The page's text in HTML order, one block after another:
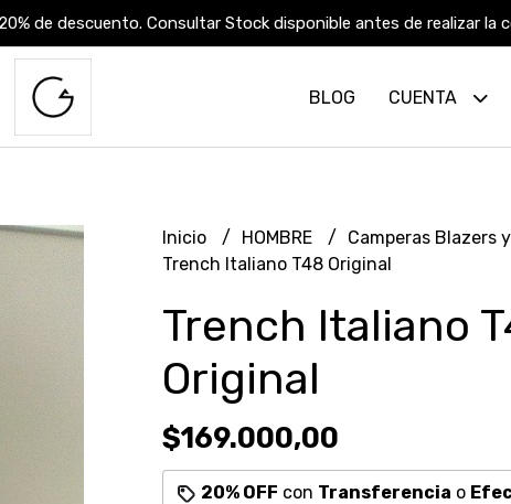
de descuento. Consultar Stock disponible antes de realizar la
BLOG CUENTA
Inicio HOMBRE
Camperas Blazers
Trench Italiano T48 Original
Trench Italiano
Original
$169.000,00
20% OFF con Transferencia o